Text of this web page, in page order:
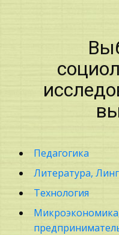
Педагогика
Литература,
Технология